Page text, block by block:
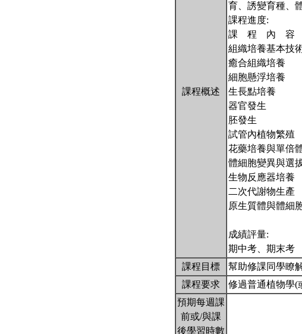
課程概述
育、誘變育種、
課程進度:
課 程 內 容
組織培養基本技
癒合組織培養
細胞懸浮培養
生長點培養
器官發生
胚發生
試管內植物繁殖
花藥培養與單倍
體細胞變異與選
生物反應器培養
二次代謝物生產
原生質體與體細
成績評量:
期中考、期末考
課程目標
幫助修課同學瞭
課程要求
修過普通植物學(
預期每週課
前或/與課
後學習時數